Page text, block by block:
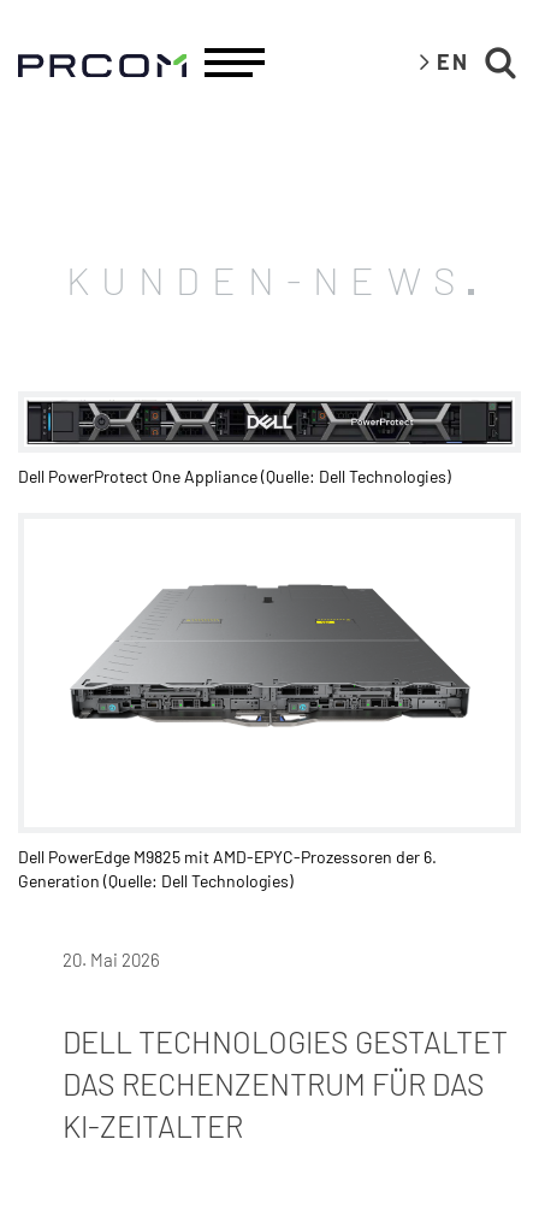
EN
KUNDEN-NEWS
Dell PowerProtect One Appliance (Quelle: Dell Technologies)
Dell PowerEdge M9825 mit AMD-EPYC-Prozessoren der 6.
Generation (Quelle: Dell Technologies)
20. Mai 2026
DELL TECHNOLOGIES GESTALTET
DAS RECHENZENTRUM FÜR DAS
KI-ZEITALTER